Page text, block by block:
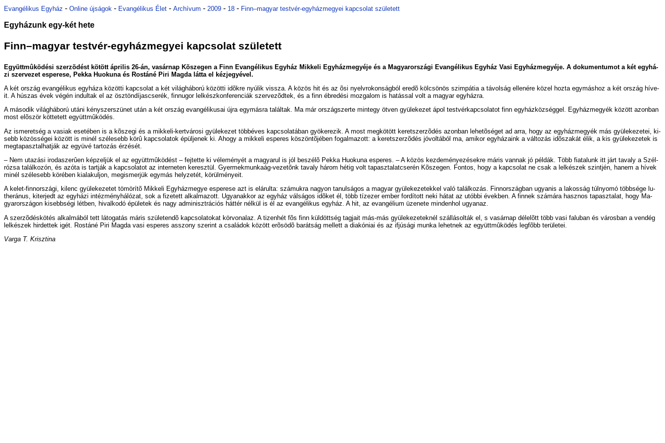
Evangélikus Egyház - Online újságok - Evangélikus Élet - Archívum - 2009 - 18 - Finn–ma­gyar test­vér-egy­ház­me­gyei kap­cso­lat szü­le­tett
Egyházunk egy-két hete
Finn–ma­gyar test­vér-egy­ház­me­gyei kap­cso­lat szü­le­tett
Együtt­mû­kö­dé­si szer­zõ­dést kö­tött áp­ri­lis 26-án, va­sár­nap Kõ­sze­gen a Finn Evan­gé­li­kus Egy­ház Mik­ke­li Egy­ház­me­gyé­je és a Ma­gyar­or­szá­gi Evan­gé­li­kus Egy­ház Va­si Egy­ház­me­gyé­je. A do­ku­men­tu­mot a két egy­há­
zi szer­ve­zet es­pe­re­se, Pek­ka Hu­o­ku­na és Ros­tá­né Pi­ri Mag­da lát­ta el kéz­je­gyé­vel.
A két or­szág evan­gé­li­kus egy­há­za kö­zöt­ti kap­cso­lat a két vi­lág­há­bo­rú kö­zöt­ti idõk­re nyú­lik vissza. A kö­zös hit és az õsi nyelv­ro­kon­ság­ból ere­dõ köl­csö­nös szim­pá­tia a tá­vol­ság el­le­né­re kö­zel hoz­ta egy­más­hoz a két or­szág hí­ve­
it. A hú­szas évek vé­gén in­dul­tak el az ösz­tön­dí­jas­cse­rék, finn­ugor lel­kész­kon­fe­ren­ci­ák szer­ve­zõd­tek, és a finn éb­re­dé­si moz­ga­lom is ha­tás­sal volt a ma­gyar egy­ház­ra.
A má­so­dik vi­lág­há­bo­rú utá­ni kény­szer­szü­net után a két or­szág evan­gé­li­ku­sai új­ra egy­más­ra ta­lál­tak. Ma már or­szág­szer­te mint­egy öt­ven gyü­le­ke­zet ápol test­vér­kap­cso­la­tot finn egy­ház­köz­ség­gel. Egy­ház­me­gyék kö­zött azon­ban
most elõ­ször köt­te­tett együtt­mû­kö­dés.
Az is­me­ret­ség a va­si­ak ese­té­ben is a kõ­sze­gi és a mik­ke­li-kert­vá­ro­si gyü­le­ke­zet több­éves kap­cso­la­tá­ban gyö­ke­re­zik. A most meg­kö­tött ke­ret­szer­zõ­dés azon­ban le­he­tõ­sé­get ad ar­ra, hogy az egy­ház­me­gyék más gyü­le­ke­ze­tei, ki­
sebb kö­zös­sé­gei kö­zött is mi­nél szé­le­sebb kö­rû kap­cso­la­tok épül­je­nek ki. Ahogy a mik­ke­li es­pe­res kö­szön­tõ­jé­ben fo­gal­ma­zott: a ke­ret­szer­zõ­dés jó­vol­tá­ból ma, ami­kor egy­há­za­ink a vál­to­zás idõ­sza­kát élik, a kis gyü­le­ke­ze­tek is
meg­ta­pasz­tal­hat­ják az együ­vé tar­to­zás ér­zé­sét.
– Nem uta­zá­si iro­da­sze­rû­en kép­zel­jük el az együtt­mû­kö­dést – fej­tet­te ki vé­le­mé­nyét a ma­gya­rul is jól be­szé­lõ Pek­ka Hu­o­ku­na es­pe­res. – A kö­zös kez­de­mé­nye­zé­sek­re már­is van­nak jó pél­dák. Több fi­a­ta­lunk itt járt ta­valy a Szél­
ró­zsa ta­lál­ko­zón, és az­óta is tart­ják a kap­cso­la­tot az in­ter­ne­ten ke­resz­tül. Gyer­mek­mun­ka­ág-ve­ze­tõnk ta­valy há­rom hé­tig volt ta­pasz­ta­lat­cse­rén Kõ­sze­gen. Fon­tos, hogy a kap­cso­lat ne csak a lel­ké­szek szint­jén, ha­nem a hí­vek
mi­nél szé­le­sebb kö­ré­ben ki­ala­kul­jon, meg­is­mer­jük egy­más hely­ze­tét, kö­rül­mé­nye­it.
A ke­let-finn­or­szá­gi, ki­lenc gyü­le­ke­ze­tet tö­mö­rí­tõ Mik­ke­li Egy­ház­me­gye es­pe­re­se azt is el­árul­ta: szá­muk­ra na­gyon ta­nul­sá­gos a ma­gyar gyü­le­ke­ze­tek­kel va­ló ta­lál­ko­zás. Finn­or­szág­ban ugyan­is a la­kos­ság túl­nyo­mó több­sé­ge lu­
the­rá­nus, ki­ter­jedt az egy­há­zi in­téz­mény­há­ló­zat, sok a fi­ze­tett al­kal­ma­zott. Ugyan­ak­kor az egy­ház vál­sá­gos idõ­ket él, több tíz­ezer em­ber for­dí­tott ne­ki há­tat az utób­bi évek­ben. A fin­nek szá­má­ra hasz­nos ta­pasz­ta­lat, hogy Ma­
gyar­or­szá­gon ki­sebb­sé­gi lét­ben, hi­val­ko­dó épü­le­tek és nagy ad­mi­niszt­rá­ci­ós hát­tér nél­kül is él az evan­gé­li­kus egy­ház. A hit, az evan­gé­li­um üze­ne­te min­den­hol ugyan­az.
A szer­zõ­dés­kö­tés al­kal­má­ból tett lá­to­ga­tás már­is szü­le­ten­dõ kap­cso­la­to­kat kör­vo­na­laz. A ti­zen­hét fõs finn kül­dött­ség tag­ja­it más-más gyü­le­ke­ze­tek­nél szál­lá­sol­ták el, s va­sár­nap dél­elõtt több va­si fa­lu­ban és vá­ros­ban a ven­dég
lel­ké­szek hir­det­tek igét. Ros­tá­né Pi­ri Mag­da va­si es­pe­res asszony sze­rint a csa­lá­dok kö­zött erõ­sö­dõ ba­rát­ság mel­lett a dia­kó­ni­ai és az if­jú­sá­gi mun­ka le­het­nek az együtt­mû­kö­dés leg­fõbb te­rü­le­tei.
Var­ga T. Krisz­ti­na